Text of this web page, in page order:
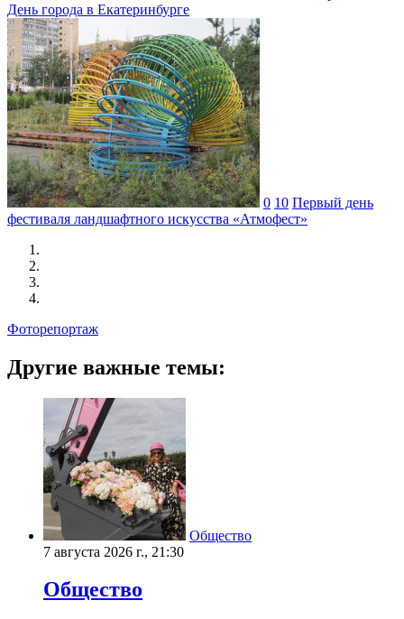
День города в Екатеринбурге
0 10 Первый день
фестиваля ландшафтного искусства «Атмофест»
Фоторепортаж
Другие важные темы:
Общество
7 августа 2026 г., 21:30
Общество